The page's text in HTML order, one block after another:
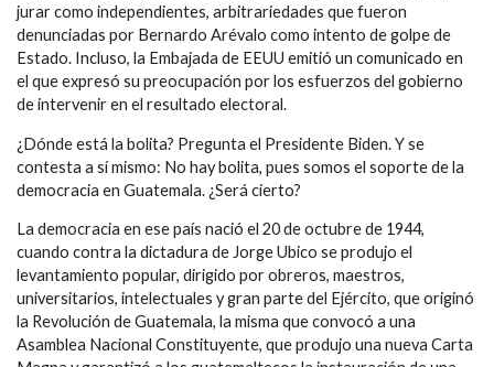
jurar como independientes, arbitrariedades que fueron
denunciadas por Bernardo Arévalo como intento de golpe de
Estado. Incluso, la Embajada de EEUU emitió un comunicado en
el que expresó su preocupación por los esfuerzos del gobierno
de intervenir en el resultado electoral.
¿Dónde está la bolita? Pregunta el Presidente Biden. Y se
contesta a sí mismo: No hay bolita, pues somos el soporte de la
democracia en Guatemala. ¿Será cierto?
La democracia en ese país nació el 20 de octubre de 1944,
cuando contra la dictadura de Jorge Ubico se produjo el
levantamiento popular, dirigido por obreros, maestros,
universitarios, intelectuales y gran parte del Ejército, que originó
la Revolución de Guatemala, la misma que convocó a una
Asamblea Nacional Constituyente, que produjo una nueva Carta